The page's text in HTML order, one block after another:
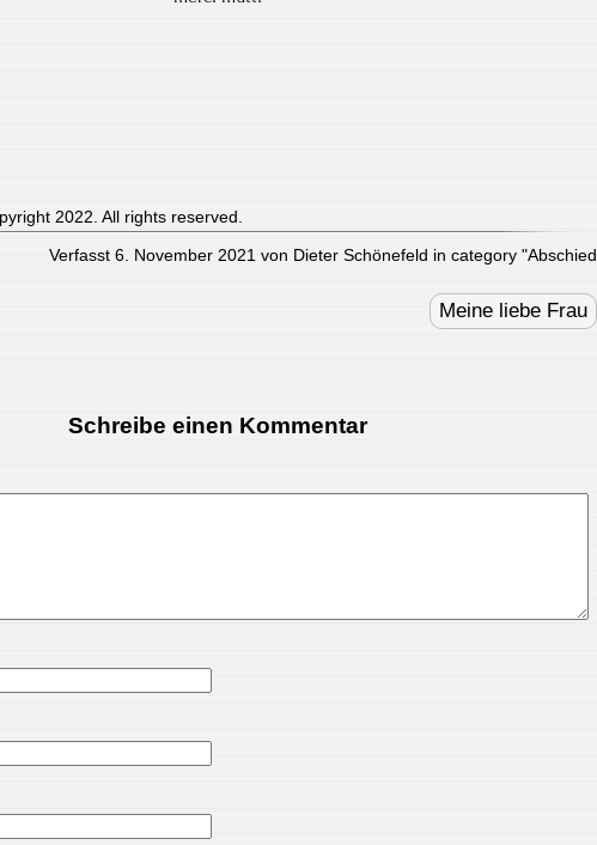
2022. All rights reserved.
Verfasst 6. November 2021 von Dieter Schönefeld in category "Abschied
Meine liebe Frau
Schreibe einen Kommentar